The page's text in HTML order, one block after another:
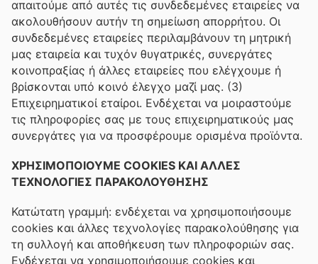
απαιτούμε από αυτές τις συνδεδεμένες εταιρείες να
ακολουθήσουν αυτήν τη σημείωση απορρήτου. Οι
συνδεδεμένες εταιρείες περιλαμβάνουν τη μητρική
μας εταιρεία και τυχόν θυγατρικές, συνεργάτες
κοινοπραξίας ή άλλες εταιρείες που ελέγχουμε ή
βρίσκονται υπό κοινό έλεγχο μαζί μας. (3)
Επιχειρηματικοί εταίροι. Ενδέχεται να μοιραστούμε
τις πληροφορίες σας με τους επιχειρηματικούς μας
συνεργάτες για να προσφέρουμε ορισμένα προϊόντα.
ΧΡΗΣΙΜΟΠΟΙΟΥΜΕ COOKIES ΚΑΙ ΑΛΛΕΣ
ΤΕΧΝΟΛΟΓΙΕΣ ΠΑΡΑΚΟΛΟΥΘΗΣΗΣ
Κατώτατη γραμμή: ενδέχεται να χρησιμοποιήσουμε
cookies και άλλες τεχνολογίες παρακολούθησης για
τη συλλογή και αποθήκευση των πληροφοριών σας.
Ενδέχεται να χρησιμοποιήσουμε cookies και